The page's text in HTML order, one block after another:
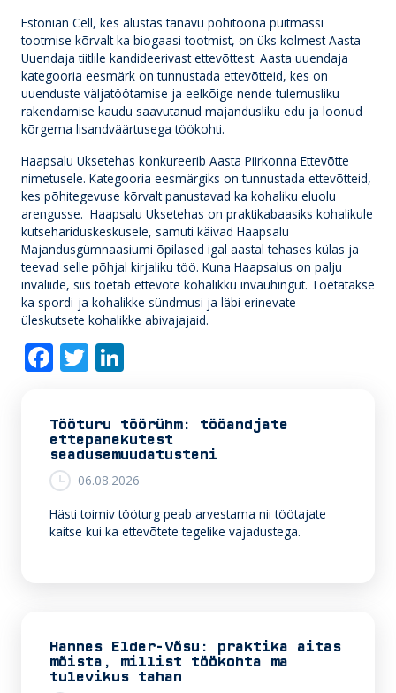
Estonian Cell, kes alustas tänavu põhitööna puitmassi
tootmise kõrvalt ka biogaasi tootmist, on üks kolmest Aasta
Uuendaja tiitlile kandideerivast ettevõttest. Aasta uuendaja
kategooria eesmärk on tunnustada ettevõtteid, kes on
uuenduste väljatöötamise ja eelkõige nende tulemusliku
rakendamise kaudu saavutanud majandusliku edu ja loonud
kõrgema lisandväärtusega töökohti.
Haapsalu Uksetehas konkureerib Aasta Piirkonna Ettevõtte
nimetusele. Kategooria eesmärgiks on tunnustada ettevõtteid,
kes põhitegevuse kõrvalt panustavad ka kohaliku eluolu
arengusse. Haapsalu Uksetehas on praktikabaasiks kohalikule
kutsehariduskeskusele, samuti käivad Haapsalu
Majandusgümnaasiumi õpilased igal aastal tehases külas ja
teevad selle põhjal kirjaliku töö. Kuna Haapsalus on palju
invaliide, siis toetab ettevõte kohalikku invaühingut. Toetatakse
ka spordi-ja kohalikke sündmusi ja läbi erinevate
üleskutsete kohalikke abivajajaid.
F
e
b
o
o
k
T
itt
er
k
e
dI
Tööturu töörühm: tööandjate
ettepanekutest
seadusemuudatusteni
06.08.2026
Hästi toimiv tööturg peab arvestama nii töötajate
kaitse kui ka ettevõtete tegelike vajadustega.
Hannes Elder-Võsu: praktika aitas
mõista, millist töökohta ma
tulevikus tahan